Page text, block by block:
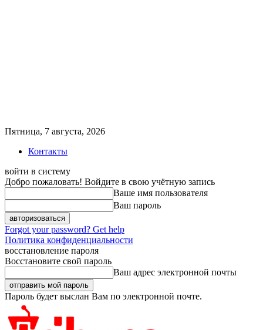
Пятница, 7 августа, 2026
Контакты
войти в систему
Добро пожаловать! Войдите в свою учётную запись
Ваше имя пользователя
Ваш пароль
Forgot your password? Get help
Политика конфиденциальности
восстановление пароля
Восстановите свой пароль
Ваш адрес электронной почты
Пароль будет выслан Вам по электронной почте.